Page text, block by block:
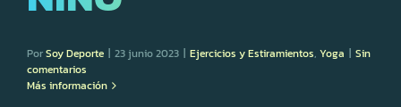
PorSoy Deporte 23 junio 2023 Ejercicios y Estiramientos, Yoga
Sin
comentarios
Más información